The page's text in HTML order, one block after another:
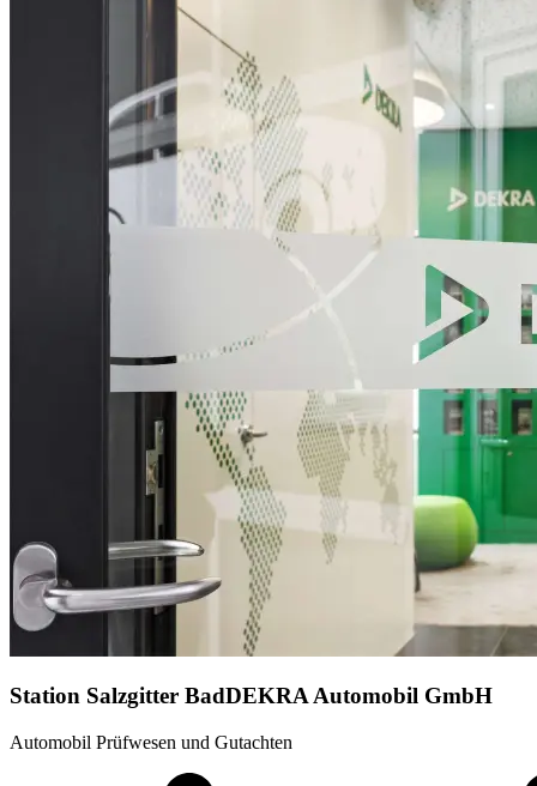
Station Salzgitter BadDEKRA Automobil GmbH
Automobil Prüfwesen und Gutachten